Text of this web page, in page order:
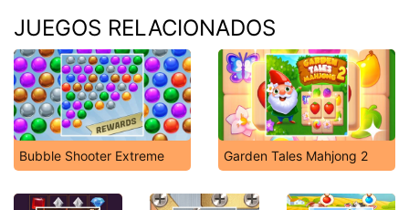
JUEGOS RELACIONADOS
Bubble Shooter Extreme Garden Tales Mahjong 2